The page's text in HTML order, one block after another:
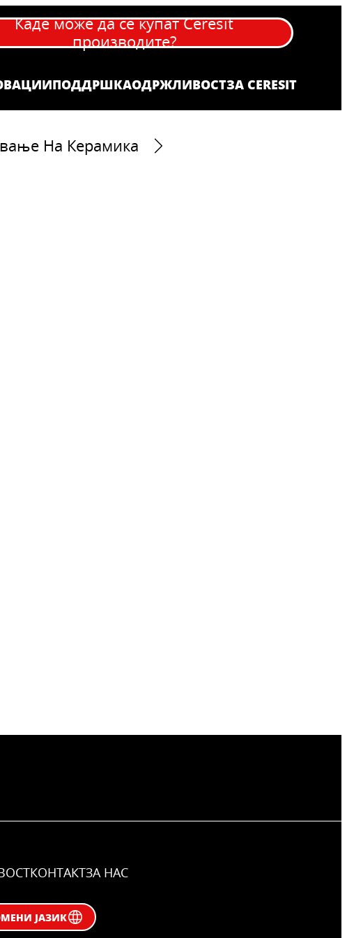
ПОДДРШКАOДРЖЛИВОСТЗА CERESIT
Каде може да се купат Ceresit
производите?
На Керамика
КОНТАКТЗА НАС
ЈАЗИК